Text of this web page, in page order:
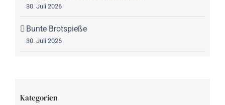
30. Juli 2026
Bunte Brotspieße
30. Juli 2026
Kategorien